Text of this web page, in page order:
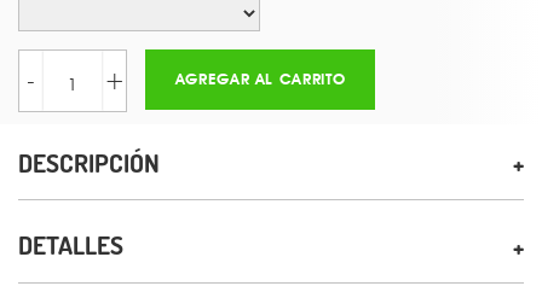
- + AGREGAR AL CARRITO
DESCRIPCIÓN
DETALLES